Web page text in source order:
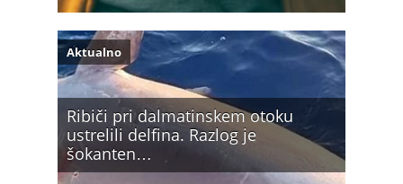
Ribiči pri dalmatinskem otoku
ustrelili delfina. Razlog je
šokanten…
Aktualno